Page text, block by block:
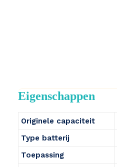
Eigenschappen
Originele capaciteit
Type batterij
Toepassing